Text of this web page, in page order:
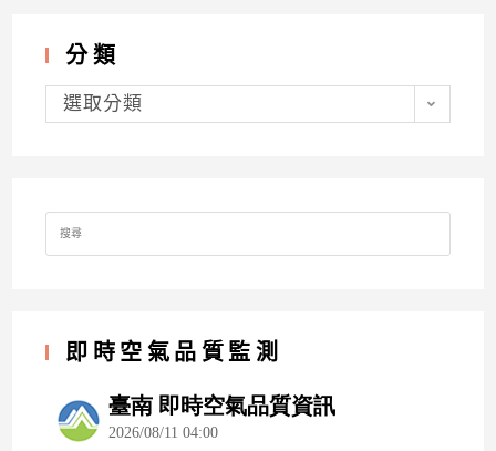
分類
分
類選取分類
Search
for:
即時空氣品質監測